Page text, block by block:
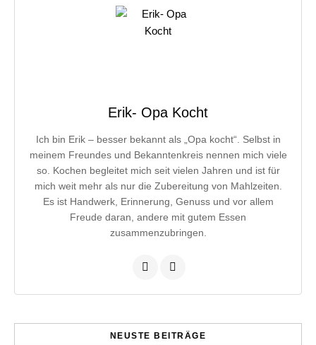
Erik- Opa Kocht
Ich bin Erik – besser bekannt als „Opa kocht“. Selbst in
meinem Freundes und Bekanntenkreis nennen mich viele
so. Kochen begleitet mich seit vielen Jahren und ist für
mich weit mehr als nur die Zubereitung von Mahlzeiten.
Es ist Handwerk, Erinnerung, Genuss und vor allem
Freude daran, andere mit gutem Essen
zusammenzubringen.
NEUSTE BEITRÄGE